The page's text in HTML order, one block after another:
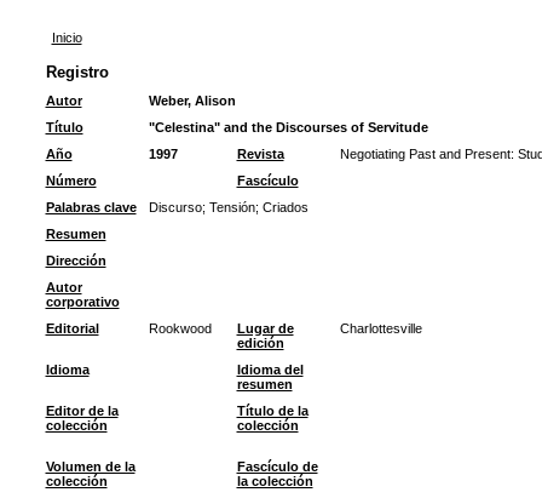
Inicio
Registro
Autor
Weber, Alison
Título
"Celestina" and the Discourses of Servitude
Año
1997 Revista
Negotiating Past and Present:
Número
Fascículo
Palabras clave
Discurso; Tensión; Criados
Resumen
Dirección
Autor
corporativo
Editorial
Rookwood
Lugar de
edición
Charlottesville
Idioma
Idioma del
resumen
Editor de la
colección
Título de la
colección
Volumen de la
colección
Fascículo de
la colección